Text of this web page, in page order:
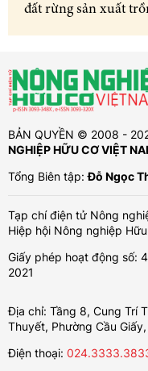
đất rừng sản xuất
BẢN QUYỀN © 2008 -
NGHIỆP HỮU CƠ VIỆT
Tổng Biên tập:Đỗ Ngọc
Tạp chí điện tử Nông
Hiệp hội Nông nghiệp
Giấy phép hoạt động số:
2021
Địa chỉ: Tầng 8, Cung Trí
Thuyết, Phường Cầu
Điện thoại: